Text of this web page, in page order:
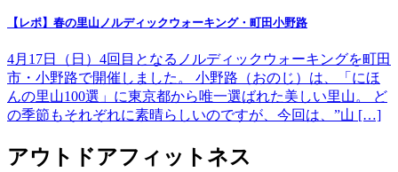
【レポ】春の里山ノルディックウォーキング・町田小野路
4月17日（日）4回目となるノルディックウォーキングを町田
市・小野路で開催しました。 小野路（おのじ）は、「にほ
んの里山100選」に東京都から唯一選ばれた美しい里山。 ど
の季節もそれぞれに素晴らしいのですが、今回は、”山 […]
アウトドアフィットネス